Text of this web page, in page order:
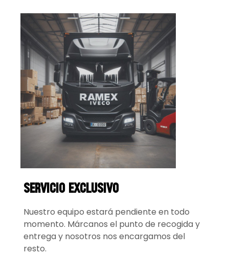
servicio exclusivo
Nuestro equipo estará pendiente en todo
momento. Márcanos el punto de recogida y
entrega y nosotros nos encargamos del
resto.